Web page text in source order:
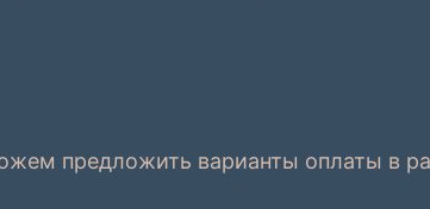
предложить варианты оплаты в